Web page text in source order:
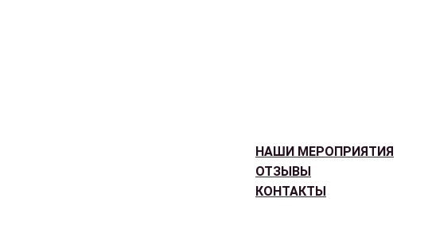
НАШИ МЕРОПРИЯТИЯ
ОТЗЫВЫ
КОНТАКТЫ